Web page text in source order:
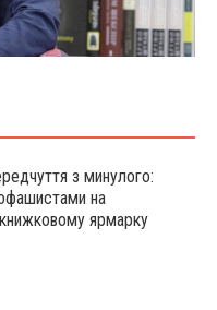
з минулого:
на
ярмарку